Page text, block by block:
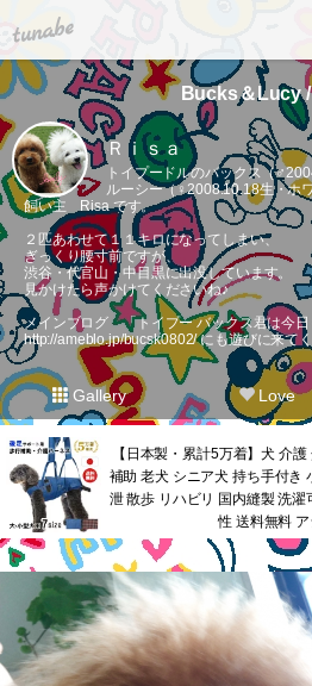
tuna.be
Bucks＆Lucy
Ｒｉｓａ
トイプードルのバックス（
ルーシー（♀2008.10.18生・ホ
飼い主 Risa です。
２匹あわせて１１キロになってしまい、
ぎっくり腰寸前ですが、
渋谷・代官山・中目黒に出没しています。
見かけたら声かけてくださいね♪
メインブログ 「トイプー バックス君は今日
http://ameblo.jp/bucsk0802/にも遊びに来て
Gallery Love
【日本製・累計5万着】犬 介
補助 老犬 シニア犬 持ち手付き
泄 散歩 リハビリ 国内縫製 洗
性 送料無料